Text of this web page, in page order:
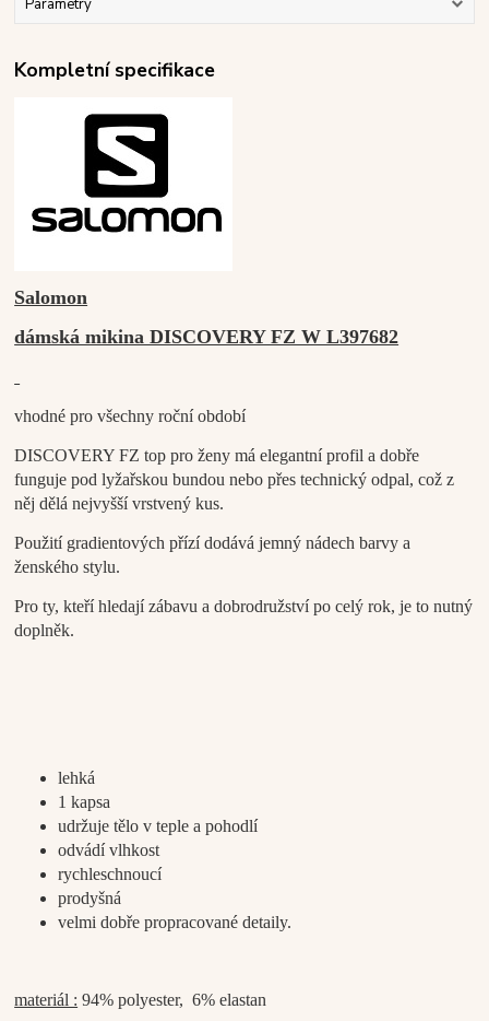
Parametry
Kompletní specifikace
Salomon
dámská mikina DISCOVERY FZ W L397682
vhodné pro všechny roční období
DISCOVERY FZ top pro ženy má elegantní profil a dobře
funguje pod lyžařskou bundou nebo přes technický odpal, což z
něj dělá nejvyšší vrstvený kus.
Použití gradientových přízí dodává jemný nádech barvy a
ženského stylu.
Pro ty, kteří hledají zábavu a dobrodružství po celý rok, je to nutný
doplněk.
lehká
1 kapsa
udržuje tělo v teple a pohodlí
odvádí vlhkost
rychleschnoucí
prodyšná
velmi dobře propracované detaily.
materiál : 94% polyester, 6% elastan